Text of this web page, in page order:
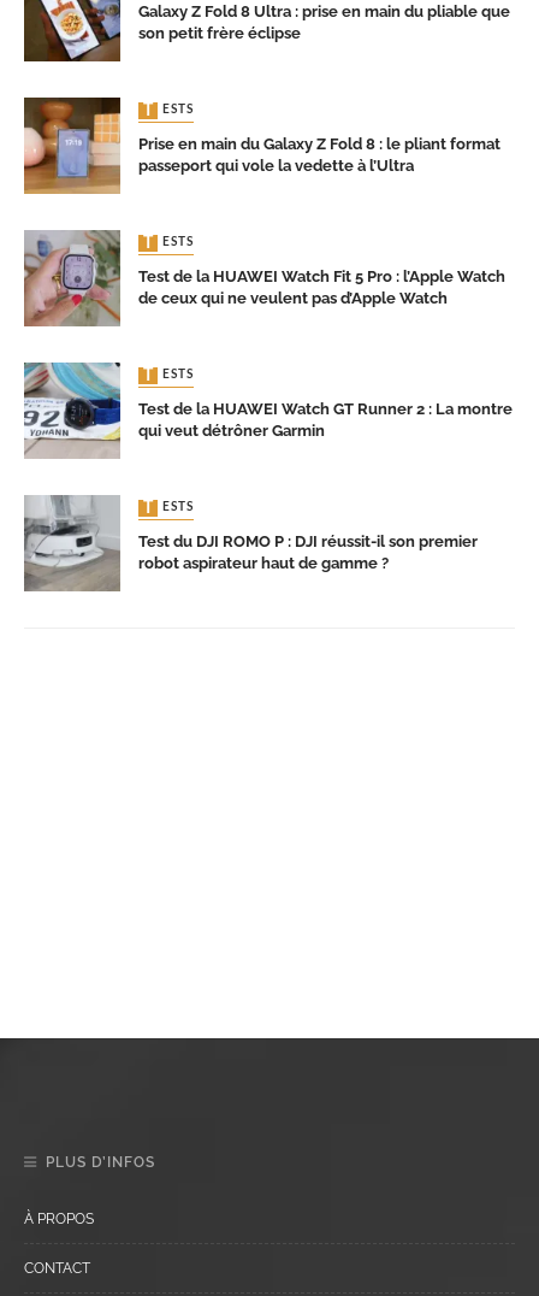
Galaxy Z Fold 8 Ultra : prise en main du pliable que
son petit frère éclipse
TESTS
Prise en main du Galaxy Z Fold 8 : le pliant format
passeport qui vole la vedette à l’Ultra
TESTS
Test de la HUAWEI Watch Fit 5 Pro : l’Apple Watch
de ceux qui ne veulent pas d’Apple Watch
TESTS
Test de la HUAWEI Watch GT Runner 2 : La montre
qui veut détrôner Garmin
TESTS
Test du DJI ROMO P : DJI réussit-il son premier
robot aspirateur haut de gamme ?
PLUS D’INFOS
À PROPOS
CONTACT